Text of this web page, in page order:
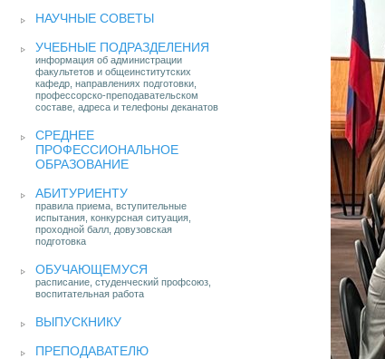
НАУЧНЫЕ СОВЕТЫ
УЧЕБНЫЕ ПОДРАЗДЕЛЕНИЯ
информация об администрации
факультетов и общеинститутских
кафедр, направлениях подготовки,
профессорско-преподавательском
составе, адреса и телефоны деканатов
СРЕДНЕЕ
ПРОФЕССИОНАЛЬНОЕ
ОБРАЗОВАНИЕ
АБИТУРИЕНТУ
правила приема, вступительные
испытания, конкурсная ситуация,
проходной балл, довузовская
подготовка
ОБУЧАЮЩЕМУСЯ
расписание, студенческий профсоюз,
воспитательная работа
ВЫПУСКНИКУ
ПРЕПОДАВАТЕЛЮ